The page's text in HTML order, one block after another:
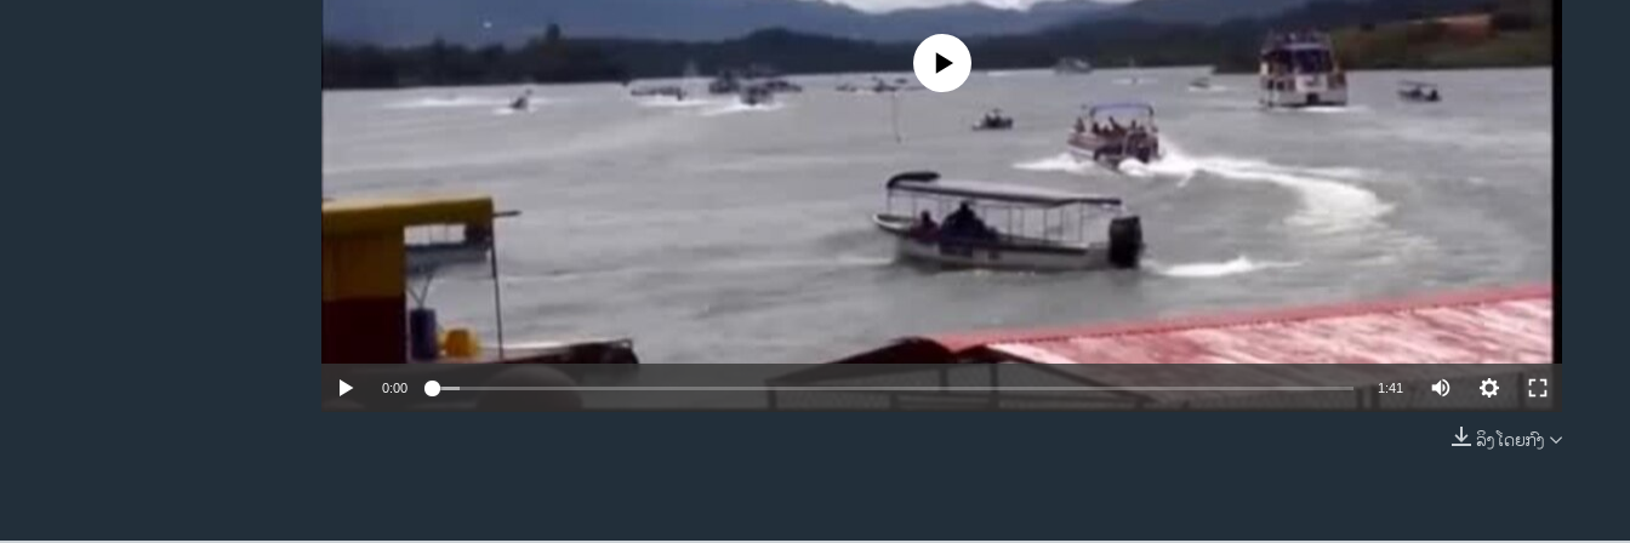
EMBED
No media source currently available
0:00 1:41
ລິງໂດຍກົງ